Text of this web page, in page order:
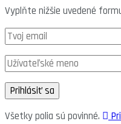
Vyplňte nižšie uvedené
Všetky polia sú povinné.